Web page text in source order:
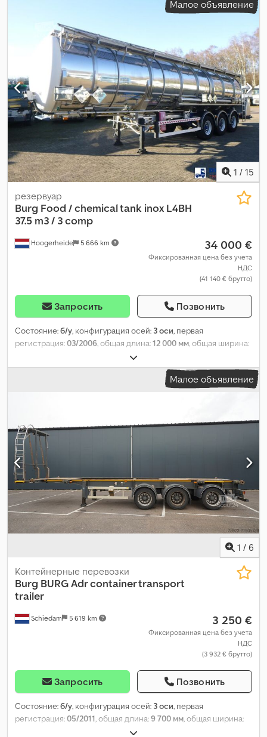
Малое объявление
1 / 15
Hoogerheide 5 666 km
резервуар
Burg Food / chemical tank inox L4BH
37.5 m3 / 3 comp
34 000 €
Фиксированная цена без учета
НДС
(41 140 € брутто)
Запросить Позвонить
Состояние:б/у, конфигурация осей: 3 оси, первая
регистрация:03/2006, общая длина:12 000 мм, общая ширина:
3 600 мм
шины:385/65 R22..5, цвет:другое, Год выпуска:2006,
Малое объявление
1 / 6
Schiedam 5 619 km
Контейнерные перевозки
Burg BURG Adr container transport
trailer
3 250 €
Фиксированная цена без учета
НДС
(3 932 € брутто)
Запросить Позвонить
Состояние:б/у, конфигурация осей: 3 оси, первая
регистрация:05/2011, общая длина:9 700 мм, общая ширина:
, размер шины: